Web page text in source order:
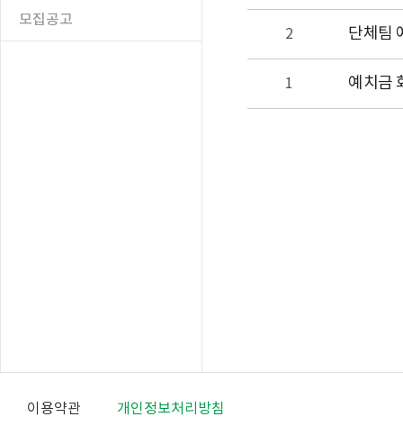
모집공고
2 단체팀
1 예치금
이용약관 개인정보처리방침